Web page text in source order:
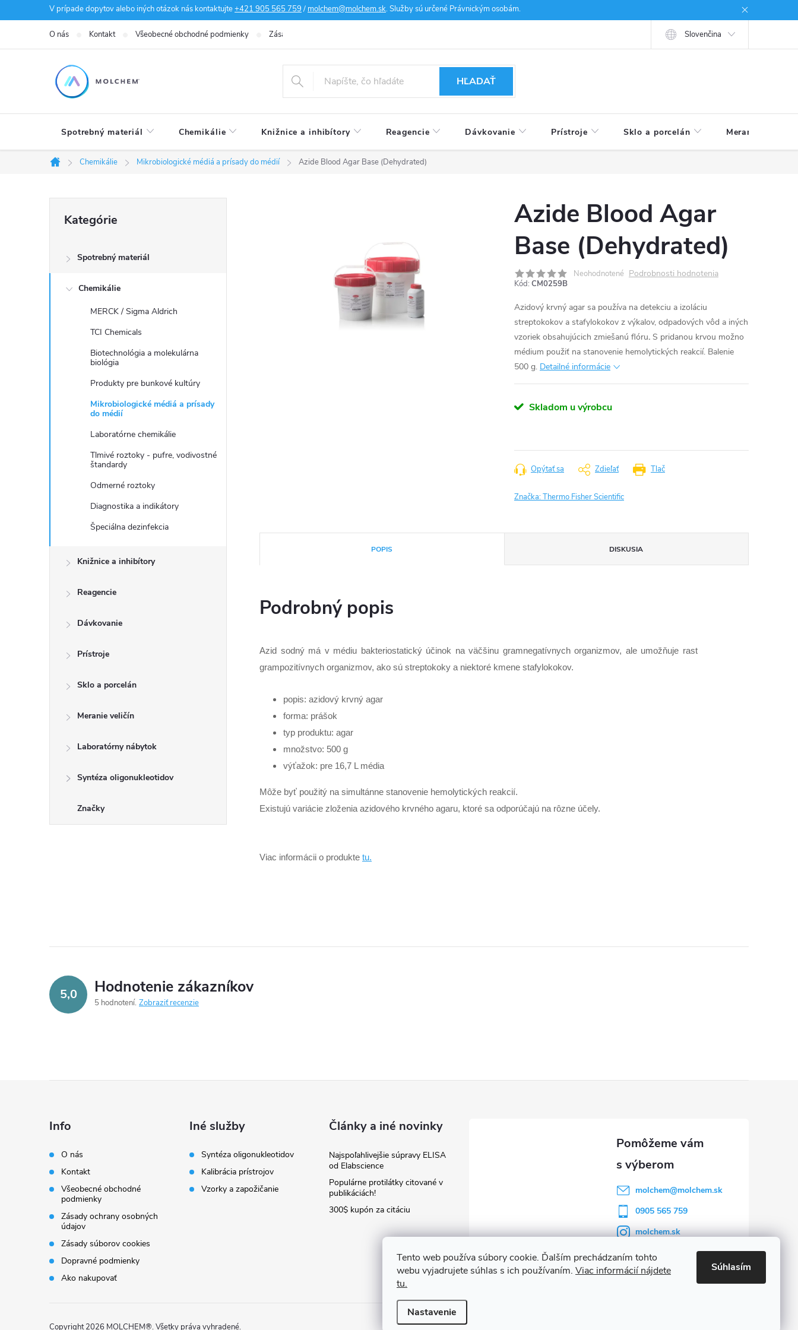
Tento web používa súbory cookie. Ďalším prechádzaním tohto
webu vyjadrujete súhlas s ich používaním. Viac informácií nájdete
tu.
Nastavenie
Súhlasím
na
V prípade dopytov alebo iných otázok nás kontaktujte+421 905 565 759/ molchem@molchem.sk. Služby sú určené Právnickým osobám.
O nás Kontakt Všeobecné obchodné podmienky Zásady ochrany osobných údajov Slovenčina
HĽADAŤ
Spotrebný materiál Chemikálie Knižnice a inhibítory Reagencie Dávkovanie Prístroje Sklo a porcelán Meranie veličín
Domov
Chemikálie Mikrobiologické médiá a prísady do médií Azide Blood Agar Base (Dehydrated)
č
kategórie
Kategórie
Spotrebný materiál
Chemikálie
MERCK / Sigma Aldrich
TCI Chemicals
Biotechnológia a molekulárna
biológia
Produkty pre bunkové kultúry
Mikrobiologické médiá a prísady
do médií
Laboratórne chemikálie
Tlmivé roztoky - pufre, vodivostné
štandardy
Odmerné roztoky
Diagnostika a indikátory
Špeciálna dezinfekcia
Knižnice a inhibítory
Reagencie
Dávkovanie
Prístroje
Sklo a porcelán
Meranie veličín
Laboratórny nábytok
Syntéza oligonukleotidov
Značky
Azide Blood Agar
Base (Dehydrated)
Neohodnotené Podrobnosti hodnotenia
Kód: CM0259B
Azidový krvný agar sa používa na detekciu a izoláciu
streptokokov a stafylokokov z výkalov, odpadových vôd a iných
vzoriek obsahujúcich zmiešanú flóru. S pridanou krvou možno
médium použiť na stanovenie hemolytických reakcií. Balenie
500 g. Detailné informácie
Skladom u výrobcu
Tlač
Opýtať sa Zdieľať
Značka:Thermo Fisher Scientific
POPIS DISKUSIA
Podrobný popis
Azid sodný má v médiu bakteriostatický účinok na väčšinu gramnegatívnych organizmov, ale umožňuje rast
grampozitívnych organizmov, ako sú streptokoky a niektoré kmene stafylokokov.
popis: azidový krvný agar
forma: prášok
typ produktu: agar
množstvo: 500 g
výťažok: pre 16,7 L média
Môže byť použitý na simultánne stanovenie hemolytických reakcií.
Existujú variácie zloženia azidového krvného agaru, ktoré sa odporúčajú na rôzne účely.
Viac informácii o produkte tu.
5,0 Hodnotenie zákazníkov
5 hodnotení Zobraziť recenzie
Info
O nás
Kontakt
Všeobecné obchodné
podmienky
Zásady ochrany osobných
údajov
Zásady súborov cookies
Dopravné podmienky
Ako nakupovať
Iné služby
Syntéza oligonukleotidov
Kalibrácia prístrojov
Vzorky a zapožičanie
Články a iné novinky
Najspoľahlivejšie súpravy ELISA
od Elabscience
Populárne protilátky citované v
publikáciách!
300$ kupón za citáciu
molchem@molchem.sk
0905 565 759
molchem.sk
YouTube
Copyright 2026 MOLCHEM®. Všetky práva vyhradené.